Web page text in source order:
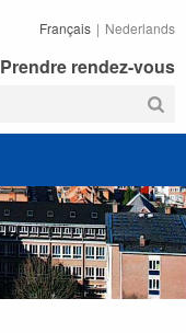
Français Nederlands
Prendre rendez-vous